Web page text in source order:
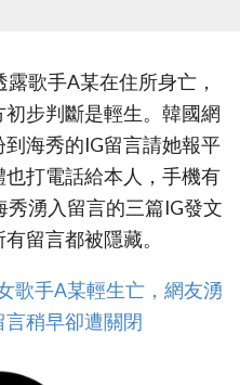
歌手A某在住所身亡，
步判斷是輕生。韓國網
海秀的IG留言請她報平
打電話給本人，手機有
湧入留言的三篇IG發文
留言都被隱藏。
歌手A某輕生亡，網友湧
言稍早卻遭關閉